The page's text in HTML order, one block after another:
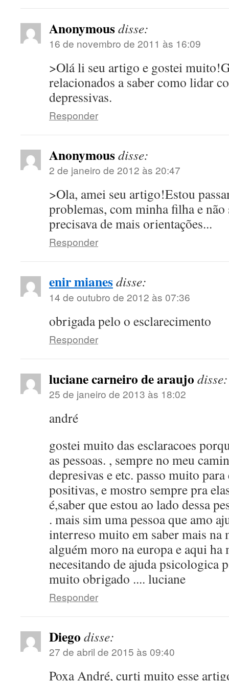
Anonymousdisse:
16 de novembro de 2011 às 16:09
>Olá li seu artigo e gostei
relacionados a saber como lidar
depressivas.
Responder
Anonymousdisse:
2 de janeiro de 2012 às 20:47
>Ola, amei seu artigo!Estou
problemas, com minha filha e
precisava de mais orientações...
Responder
enir mianesdisse:
14 de outubro de 2012 às 07:36
obrigada pelo o esclarecimento
Responder
luciane carneiro de araujo disse:
25 de janeiro de 2013 às 18:02
andré
gostei muito das esclaracoes
as pessoas. , sempre no meu
depresivas e etc. passo muito para
positivas, e mostro sempre pra
é,saber que estou ao lado dessa
. mais sim uma pessoa que amo
interreso muito em saber mais na
alguém moro na europa e aqui ha
necesitando de ajuda psicologica
muito obrigado .... luciane
Responder
Diego disse:
27 de abril de 2015 às 09:40
Poxa André, curti muito esse